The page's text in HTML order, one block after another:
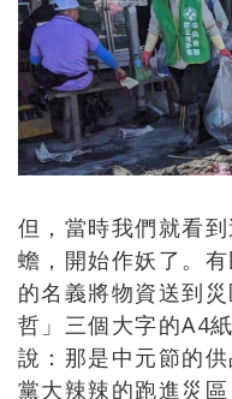
但，當時我們就看
蟾，開始作妖了。
的名義將物資送到
哲」三個大字的A4
說：那是中元節的
黨大辣辣的跑進災